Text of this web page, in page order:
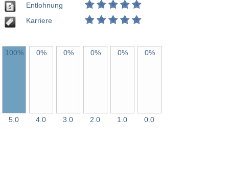
Entlohnung
Karriere
100%
5.0
0%
4.0
0%
3.0
0%
2.0
0%
1.0
0%
0.0